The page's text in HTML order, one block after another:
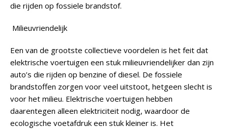
die rijden op fossiele brandstof.
Milieuvriendelijk
Een van de grootste collectieve voordelen is het feit dat
elektrische voertuigen een stuk milieuvriendelijker dan zijn
auto’s die rijden op benzine of diesel. De fossiele
brandstoffen zorgen voor veel uitstoot, hetgeen slecht is
voor het milieu. Elektrische voertuigen hebben
daarentegen alleen elektriciteit nodig, waardoor de
ecologische voetafdruk een stuk kleiner is. Het